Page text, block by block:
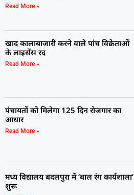
Read More »
खाद कालाबाजारी करने वाले पांच विक्रेताओं
के लाइसेंस रद
Read More »
पंचायतों को मिलेगा 125 दिन रोजगार का
आधार
Read More »
मध्य विद्यालय बदलपुरा में ‘बाल रंग कार्यशाला’
शुरू